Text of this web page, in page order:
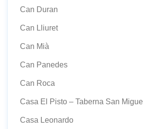
Can Duran
Can Lliuret
Can Mià
Can Panedes
Can Roca
Casa El Pisto – Taberna San Miguel
Casa Leonardo